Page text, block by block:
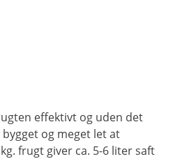
effektivt og uden det
og meget let at
frugt giver ca. 5-6 liter saft